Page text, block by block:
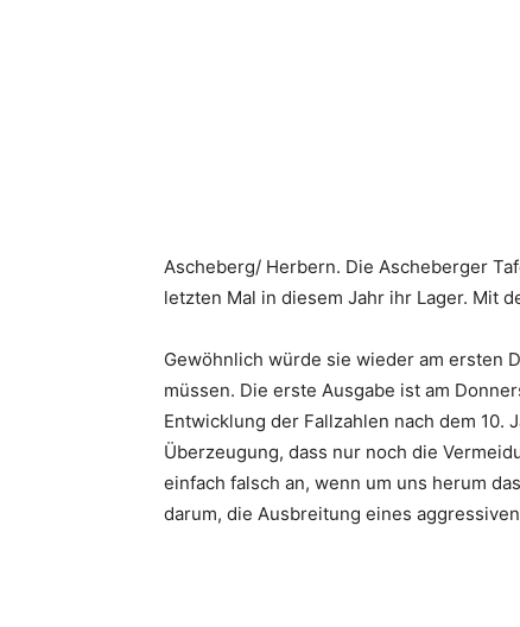
Ascheberg/ Herbern. Die Ascheberger
letzten Mal in diesem Jahr ihr Lager. Mit
Gewöhnlich würde sie wieder am ersten
müssen. Die erste Ausgabe ist am
Entwicklung der Fallzahlen nach dem
Überzeugung, dass nur noch die
einfach falsch an, wenn um uns herum
darum, die Ausbreitung eines